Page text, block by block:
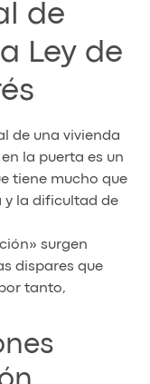
de
Ley de
de una vivienda
la puerta es un
tiene mucho que
y la dificultad de
surgen
dispares que
tanto,